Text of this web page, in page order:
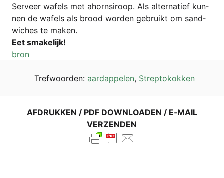
Ser­ve­er wafels met ahorn­si­roop. Als alter­na­tief kun­
nen de wafels als brood wor­den gebruikt om sand­
wi­ches te maken.
Eet sma­ke­li­jk!
bron
Tref­wo­or­den: aard­ap­pelen, Strep­to­kok­ken
AFDRUK­KEN / PDF DOWN­LOA­DEN / E‑MAIL
VERZENDEN